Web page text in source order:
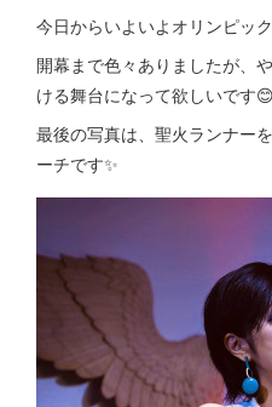
今日からいよいよオリンピッ
開幕まで色々ありましたが、
ける舞台になって欲しいです😊
最後の写真は、聖火ランナー
ーチです✨